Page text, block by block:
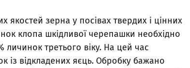
якостей зерна у посівах твердих і цінних
клопа шкідливої черепашки необхідно
личинок третього віку. На цей час
із відкладених яєць. Обробку бажано